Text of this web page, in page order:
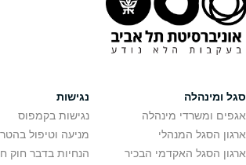
סגל ומינהלה
אגפים ומשרדי מינהלה
ארגון הסגל המנהלי
ארגון הסגל האקדמי הבכיר
נגישות
נגישות בקמפוס
מניעה וטיפול
הנחיות בדבר חוק